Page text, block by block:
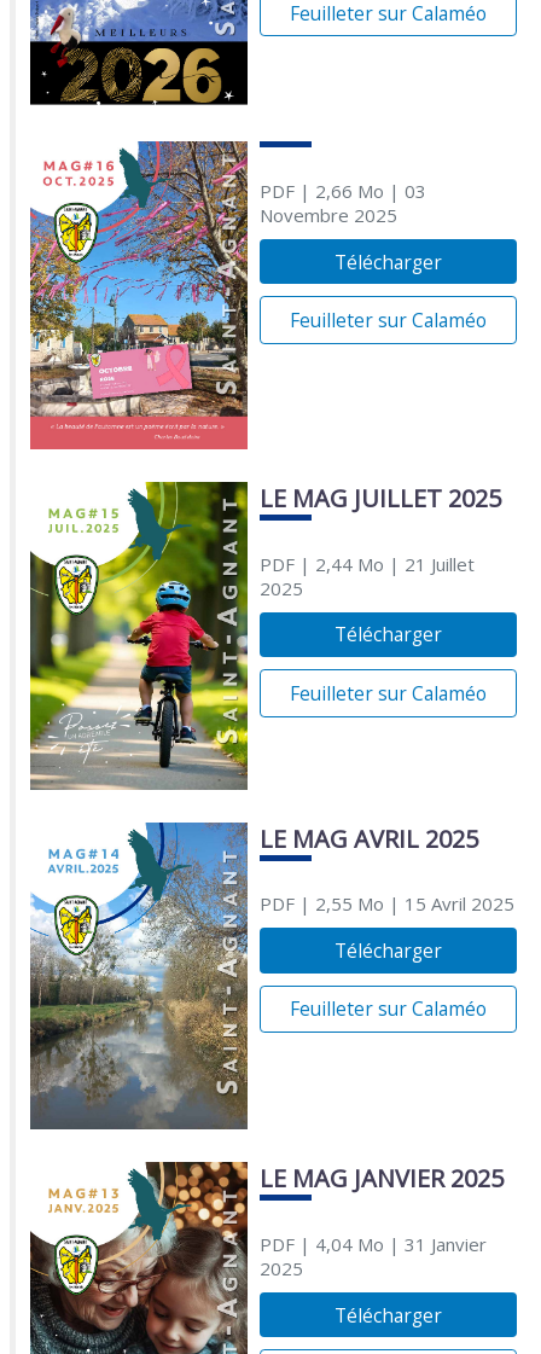
Feuilleter sur Calaméo
PDF| 2,66 Mo | 03
Novembre 2025
Télécharger
Feuilleter sur Calaméo
LE MAG JUILLET 2025
PDF| 2,44 Mo | 21 Juillet
2025
Télécharger
Feuilleter sur Calaméo
LE MAG AVRIL 2025
PDF| 2,55 Mo | 15 Avril 2025
Télécharger
Feuilleter sur Calaméo
LE MAG JANVIER 2025
PDF| 4,04 Mo | 31 Janvier
2025
Télécharger